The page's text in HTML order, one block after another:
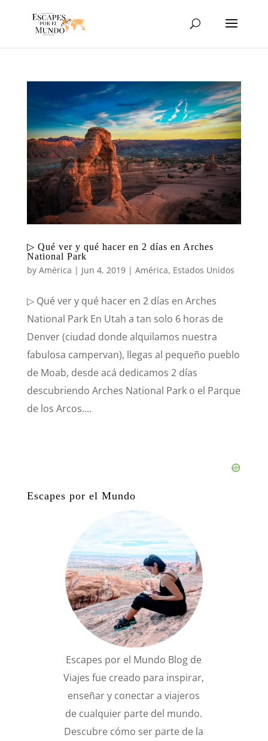
▷ Qué ver y qué hacer en 2 días en Arches
National Park
by América | Jun 4, 2019| América, Estados Unidos
▷ Qué ver y qué hacer en 2 días en Arches
National Park En Utah a tan solo 6 horas de
Denver (ciudad donde alquilamos nuestra
fabulosa campervan), llegas al pequeño pueblo
de Moab, desde acá dedicamos 2 días
descubriendo Arches National Park o el Parque
de los Arcos....
Escapes por el Mundo
Escapes por el Mundo Blog de
Viajes fue creado para inspirar,
enseñar y conectar a viajeros
de cualquier parte del mundo.
Descubre cómo ser parte de la